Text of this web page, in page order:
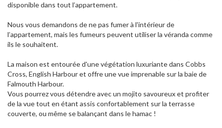
disponible dans tout l’appartement.
Nous vous demandons de ne pas fumer à l'intérieur de
l’appartement, mais les fumeurs peuvent utiliser la véranda comme
ils le souhaitent.
La maison est entourée d'une végétation luxuriante dans Cobbs
Cross, English Harbour et offre une vue imprenable sur la baie de
Falmouth Harbour.
Vous pourrez vous détendre avec un mojito savoureux et profiter
de la vue tout en étant assis confortablement sur la terrasse
couverte, ou même se balançant dans le hamac !